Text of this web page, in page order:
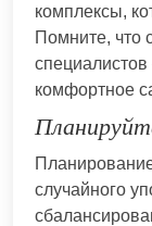
комплексы,
Помните, что
комфортное
случайного